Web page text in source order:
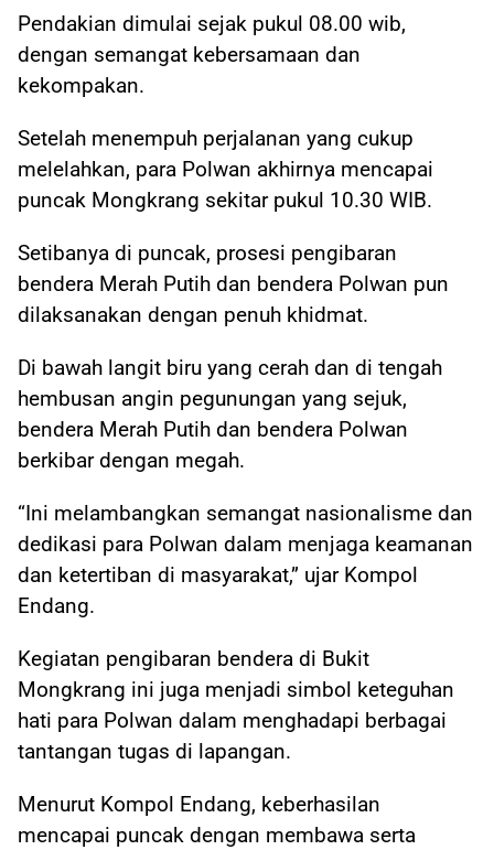
Pendakian dimulai sejak pukul 08.00 wib,
dengan semangat kebersamaan dan
kekompakan.
Setelah menempuh perjalanan yang cukup
melelahkan, para Polwan akhirnya mencapai
puncak Mongkrang sekitar pukul 10.30 WIB.
Setibanya di puncak, prosesi pengibaran
bendera Merah Putih dan bendera Polwan pun
dilaksanakan dengan penuh khidmat.
Di bawah langit biru yang cerah dan di tengah
hembusan angin pegunungan yang sejuk,
bendera Merah Putih dan bendera Polwan
berkibar dengan megah.
“Ini melambangkan semangat nasionalisme dan
dedikasi para Polwan dalam menjaga keamanan
dan ketertiban di masyarakat,” ujar Kompol
Endang.
Kegiatan pengibaran bendera di Bukit
Mongkrang ini juga menjadi simbol keteguhan
hati para Polwan dalam menghadapi berbagai
tantangan tugas di lapangan.
Menurut Kompol Endang, keberhasilan
mencapai puncak dengan membawa serta